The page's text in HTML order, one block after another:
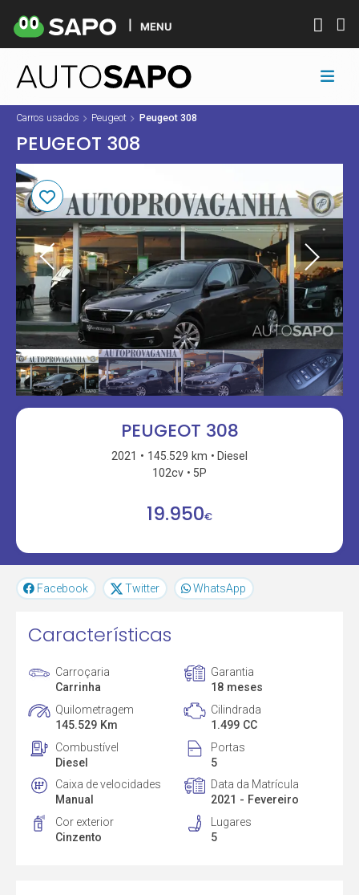
MENU
Carros usados Peugeot Peugeot 308
PEUGEOT 308
PEUGEOT 308
2021 145.529 km
Diesel
102cv
5P
19.950€
Facebook Twitter WhatsApp
Características
Carroçaria
Carrinha
Garantia
18 meses
Quilometragem
145.529 Km
Cilindrada
1.499 CC
Combustível
Diesel
Portas
5
Caixa de velocidades
Manual
Data da Matrícula
2021 - Fevereiro
Cor exterior
Cinzento
Lugares
5